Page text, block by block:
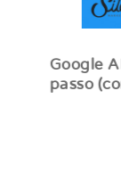
Google
passo